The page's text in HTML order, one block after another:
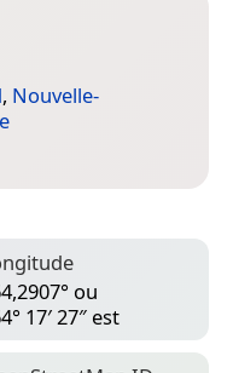
, Nouvelle-
ou
17′ 27″ est